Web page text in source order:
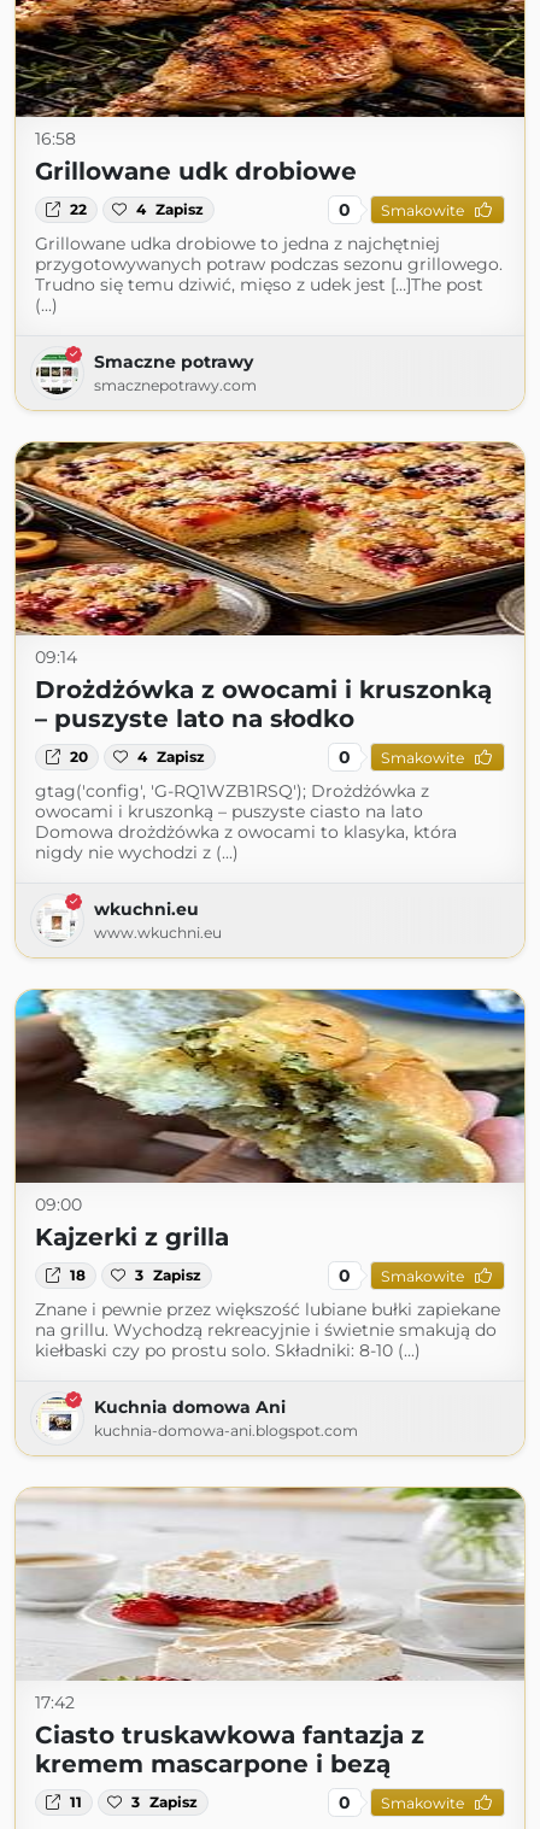
16:58
Grillowane udk drobiowe
22 4 Zapisz 0 Smakowite
Grillowane udka drobiowe to jedna z najchętniej
przygotowywanych potraw podczas sezonu grillowego.
Trudno się temu dziwić, mięso z udek jest […]The post
(...)
Smaczne potrawy
smacznepotrawy.com
09:14
Drożdżówka z owocami i kruszonką
– puszyste lato na słodko
20 4 Zapisz 0 Smakowite
gtag('config', 'G-RQ1WZB1RSQ'); Drożdżówka z
owocami i kruszonką – puszyste ciasto na lato
Domowa drożdżówka z owocami to klasyka, która
nigdy nie wychodzi z (...)
wkuchni.eu
www.wkuchni.eu
09:00
Kajzerki z grilla
18 3 Zapisz 0 Smakowite
Znane i pewnie przez większość lubiane bułki zapiekane
na grillu. Wychodzą rekreacyjnie i świetnie smakują do
kiełbaski czy po prostu solo. Składniki: 8-10 (...)
Kuchnia domowa Ani
kuchnia-domowa-ani.blogspot.com
17:42
Ciasto truskawkowa fantazja z
kremem mascarpone i bezą
11 3 Zapisz 0 Smakowite